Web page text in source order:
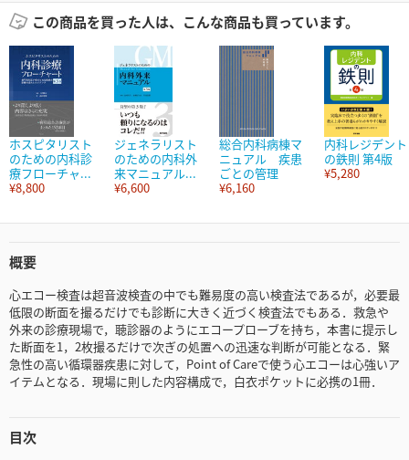
この商品を買った人は、こんな商品も買っています。
ホスピタリスト
のための内科診
療フローチャ...
¥8,800
ジェネラリスト
のための内科外
来マニュアル...
¥6,600
総合内科病棟マ
ニュアル 疾患
ごとの管理
¥6,160
内科レジデント
の鉄則 第4版
¥5,280
概要
心エコー検査は超音波検査の中でも難易度の高い検査法であるが，必要最
低限の断面を撮るだけでも診断に大きく近づく検査法でもある．救急や
外来の診療現場で，聴診器のようにエコープローブを持ち，本書に提示し
た断面を1，2枚撮るだけで次ぎの処置への迅速な判断が可能となる．緊
急性の高い循環器疾患に対して，Point of Careで使う心エコーは心強いア
イテムとなる．現場に則した内容構成で，白衣ポケットに必携の1冊．
目次